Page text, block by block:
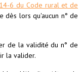
6 du Code rural et de
dès lors qu'aucun n° de
de la validité du n° de
la valider.